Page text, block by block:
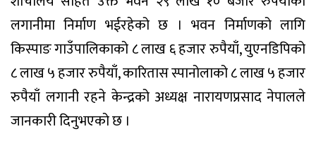
लगानीमा निर्माण भईरहेको छ । भवन निर्माणको लागि
किस्पाङ गाउँपालिकाको ८ लाख ६ हजार रुपैयाँ, युएनडिपिको
८ लाख ५ हजार रुपैयाँ, कारितास स्पानोलाको ८ लाख ५ हजार
रुपैयाँ लगानी रहने केन्द्रको अध्यक्ष नारायणप्रसाद नेपालले
जानकारी दिनुभएको छ ।